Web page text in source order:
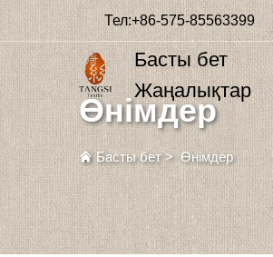
Тел:+86-575-85563399
Басты бет
Жаңалықтар
Өнімдер
Басты бет>Өнімдер